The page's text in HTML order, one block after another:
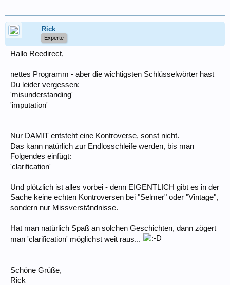
Rick
Experte
Hallo Reedirect,
nettes Programm - aber die wichtigsten Schlüsselwörter hast
Du leider vergessen:
'misunderstanding'
'imputation'
Nur DAMIT entsteht eine Kontroverse, sonst nicht.
Das kann natürlich zur Endlosschleife werden, bis man
Folgendes einfügt:
'clarification'
Und plötzlich ist alles vorbei - denn EIGENTLICH gibt es in der
Sache keine echten Kontroversen bei "Selmer" oder "Vintage",
sondern nur Missverständnisse.
Hat man natürlich Spaß an solchen Geschichten, dann zögert
man 'clarification' möglichst weit raus...
Schöne Grüße,
Rick